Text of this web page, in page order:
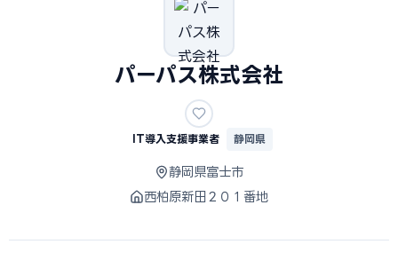
パーパス株式会社
IT導入支援事業者 静岡県
静岡県富士市
西柏原新田２０１番地